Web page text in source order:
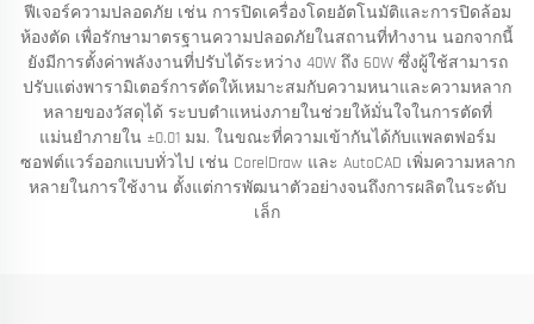
ฟีเจอร์ความปลอดภัย เช่น การปิดเครื่องโดยอัตโนมัติและการปิดล้อม
ห้องตัด เพื่อรักษามาตรฐานความปลอดภัยในสถานที่ทำงาน นอกจากนี้
ยังมีการตั้งค่าพลังงานที่ปรับได้ระหว่าง 40W ถึง 60W ซึ่งผู้ใช้สามารถ
ปรับแต่งพารามิเตอร์การตัดให้เหมาะสมกับความหนาและความหลาก
หลายของวัสดุได้ ระบบตำแหน่งภายในช่วยให้มั่นใจในการตัดที่
แม่นยำภายใน ±0.01 มม. ในขณะที่ความเข้ากันได้กับแพลตฟอร์ม
ซอฟต์แวร์ออกแบบทั่วไป เช่น CorelDraw และ AutoCAD เพิ่มความหลาก
หลายในการใช้งาน ตั้งแต่การพัฒนาตัวอย่างจนถึงการผลิตในระดับ
เล็ก